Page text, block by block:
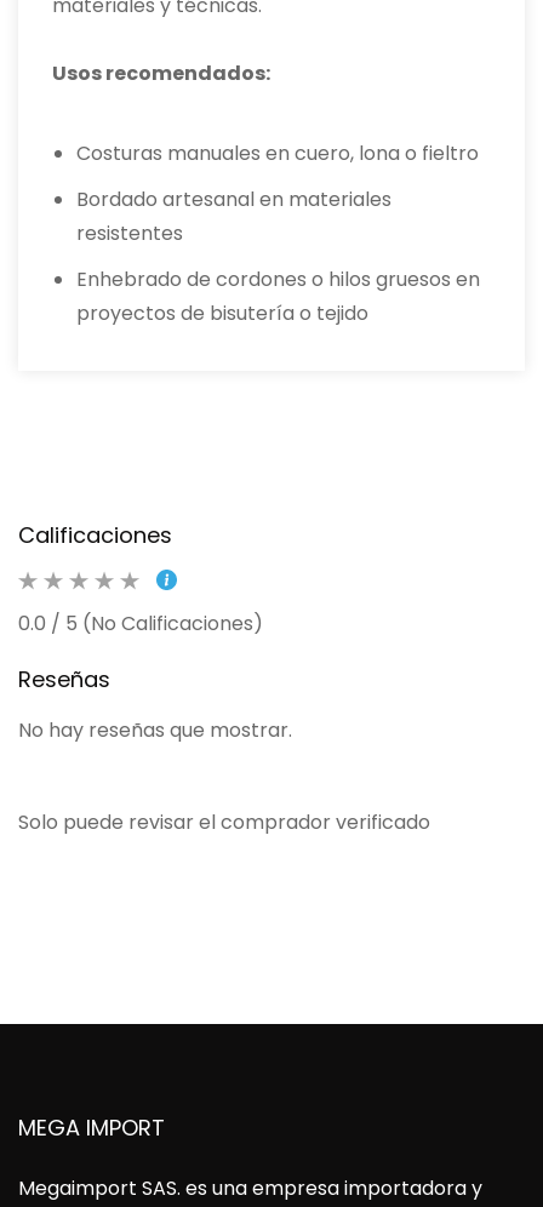
Usos recomendados:
Costuras manuales en cuero, lona o fieltro
Bordado artesanal en materiales
resistentes
Enhebrado de cordones o hilos gruesos en
proyectos de bisutería o tejido
Calificaciones
0.0 / 5 (No Calificaciones)
Reseñas
No hay reseñas que mostrar.
Solo puede revisar el comprador verificado
MEGA IMPORT
Megaimport SAS. es una empresa importadora y